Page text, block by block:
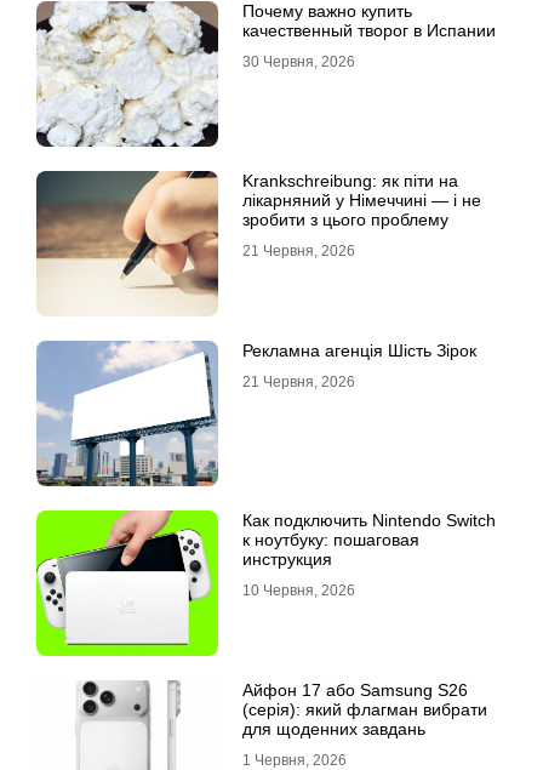
Почему важно купить
качественный творог в Испании
30 Червня, 2026
Krankschreibung: як піти на
лікарняний у Німеччині — і не
зробити з цього проблему
21 Червня, 2026
Рекламна агенція Шість Зірок
21 Червня, 2026
Как подключить Nintendo Switch
к ноутбуку: пошаговая
инструкция
10 Червня, 2026
Айфон 17 або Samsung S26
(серія): який флагман вибрати
для щоденних завдань
1 Червня, 2026